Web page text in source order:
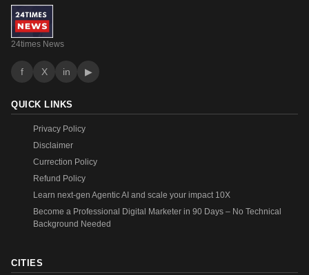
24times News
f X in ▶
QUICK LINKS
Privacy Policy
Disclaimer
Currection Policy
Refund Policy
Learn next-gen Agentic AI and scale your impact 10X
Become a Professional Digital Marketer in 90 Days – No Technical
Background Needed
CITIES